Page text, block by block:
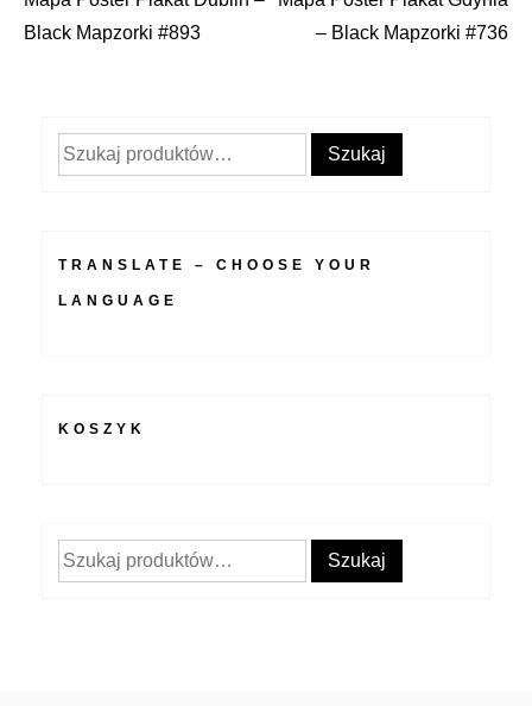
Nawigacja
Black Mapzorki #893
– Black Mapzorki #736
Szukaj: Szukaj
TRANSLATE – CHOOSE YOUR
LANGUAGE
KOSZYK
Szukaj: Szukaj